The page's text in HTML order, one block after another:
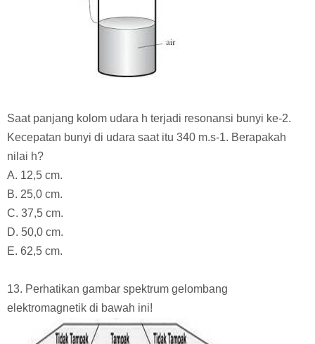
Saat panjang kolom udara h terjadi resonansi bunyi ke-2.
Kecepatan bunyi di udara saat itu 340 m.s-1. Berapakah
nilai h?
A. 12,5 cm.
B. 25,0 cm.
C. 37,5 cm.
D. 50,0 cm.
E. 62,5 cm.
13. Perhatikan gambar spektrum gelombang
elektromagnetik di bawah ini!